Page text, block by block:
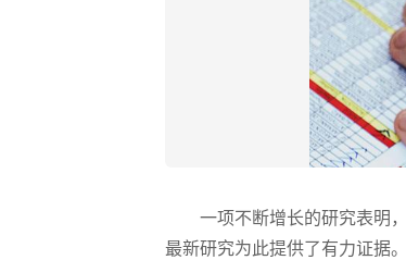
一项不断增长的研究表明
最新研究为此提供了有力证据。